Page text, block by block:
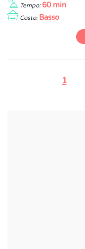
Tempo: 60 min
Costo: Basso
1